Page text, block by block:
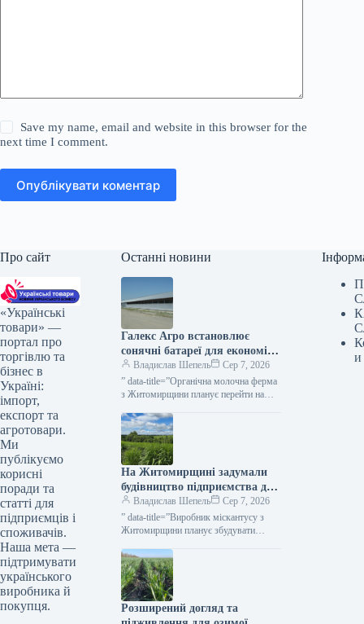
Save my name, email and website in this browser for the
next time I comment.
Опублікувати коментар
Про сайт
«Українські
товари» —
портал про
торгівлю та
бізнес в
Україні:
імпорт,
експорт та
агротовари.
Ми
публікуємо
корисні
поради та
статті для
підприємців і
споживачів.
Наша мета —
підтримувати
українського
виробника й
покупця.
Останні новини
Галекс Агро встановлює
сонячні батареї для економії
на обробці молока —
КУРКУЛЬ
Владислав Шепель
Сер 7, 2026
” data-title=”Органічна молочна ферма
з Житомирщини планує перейти на
url=”https://kurkul.com/news/41866-
organichna-molochna-ferma-z-
jitomirschini-planuye-pereyti-na-
sonyachnu-energiyu”> Ферма
органічного молока на Житомирщині
має намір перейти…
На Житомирщині задумали
будівництво підприємства для
обробки міскантусу —
КУРКУЛЬ
Владислав Шепель
Сер 7, 2026
” data-title=”Виробник міскантусу з
Житомирщини планує збудувати
url=”https://kurkul.com/news/41863-
virobnik-miskantusu-z-jitomirschini-
planuye-zbuduvati-peletniy-zavod”>
Виробник міскантусу з Житомирщини
планує збудувати пелетний завод 7
серпня…
Розширений догляд та
и